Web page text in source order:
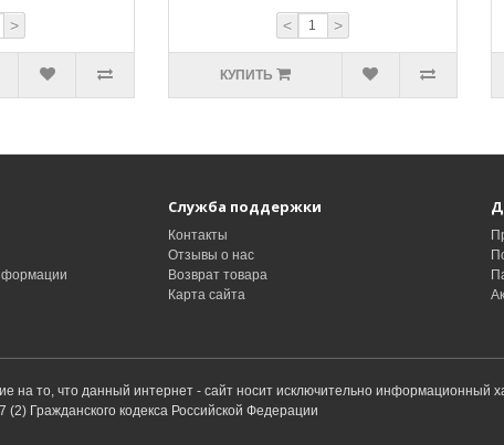
> < >
КУПИТЬ
Служба поддержки
Контакты
Отзывы о нас
Возврат товара
Карта сайта
на то, что данный интернет - сайт носит исключительно информационный
Гражданского кодекса Российской Федерации